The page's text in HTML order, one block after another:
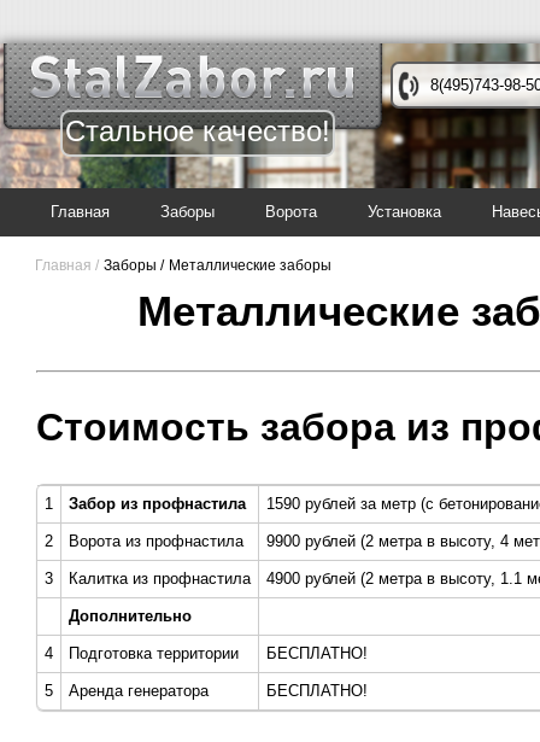
Стальное качество!
8(495)743-98-
Главная Заборы Ворота Установка
Главная / Заборы / Металлические заборы
Металлические
Стоимость забора из
1 Забор из профнастила 1590 рублей за метр (с
2 Ворота из профнастила 9900 рублей (2 метра в высоту, 4
3 Калитка из профнастила 4900 рублей (2 метра в высоту, 1.1
Дополнительно
4 Подготовка территории БЕСПЛАТНО!
5 Аренда генератора БЕСПЛАТНО!